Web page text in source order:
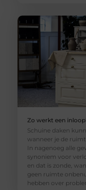
Zo werkt een
Schuine daken
wanneer je de
In nagenoeg alle
synoniem voor
en dat is zonde,
geen ruimte
hebben over